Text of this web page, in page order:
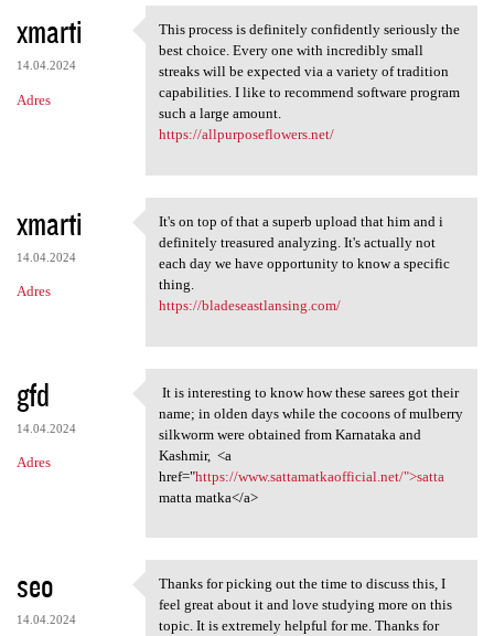
K
o
m
e
r
z
e
xmarti
14.04.2024
Adres
This process is definitely
This process is definitely confidently seriously the
best choice. Every one with incredibly small
streaks will be expected via a variety of tradition
capabilities. I like to recommend software program
such a large amount.
https://allpurposeflowers.net/
xmarti
14.04.2024
Adres
It's on top of that a superb
It's on top of that a superb upload that him and i
definitely treasured analyzing. It's actually not
each day we have opportunity to know a specific
thing.
https://bladeseastlansing.com/
gfd
14.04.2024
Adres
It is interesting to know
It is interesting to know how these sarees got their
name; in olden days while the cocoons of mulberry
silkworm were obtained from Karnataka and
Kashmir, <a
href="https://www.sattamatkaofficial.net/">satta
matta matka</a>
seo
14.04.2024
Thanks for picking out the
Thanks for picking out the time to discuss this, I
feel great about it and love studying more on this
topic. It is extremely helpful for me. Thanks for